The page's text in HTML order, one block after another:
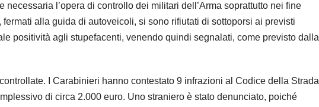
l’opera di controllo dei militari dell’Arma soprattutto nei fine
alla guida di autoveicoli, si sono rifiutati di sottoporsi ai previsti
positività agli stupefacenti, venendo quindi segnalati, come previsto dalla
I Carabinieri hanno contestato 9 infrazioni al Codice della Strada
di circa 2.000 euro. Uno straniero è stato denunciato, poiché